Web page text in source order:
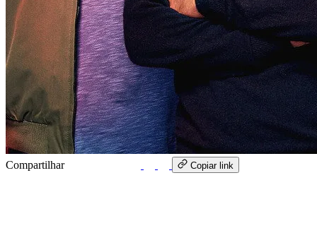
Compartilhar Copiar link